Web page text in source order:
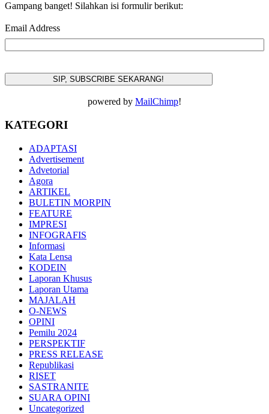
Gampang banget! Silahkan isi formulir berikut:
Email Address
powered by MailChimp!
KATEGORI
ADAPTASI
Advertisement
Advetorial
Agora
ARTIKEL
BULETIN MORPIN
FEATURE
IMPRESI
INFOGRAFIS
Informasi
Kata Lensa
KODEIN
Laporan Khusus
Laporan Utama
MAJALAH
O-NEWS
OPINI
Pemilu 2024
PERSPEKTIF
PRESS RELEASE
Republikasi
RISET
SASTRANITE
SUARA OPINI
Uncategorized